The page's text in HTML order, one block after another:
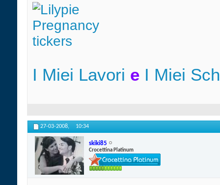
I Miei Lavori e I Miei
27-03-2008, 10:34
skiki85
Crocettina Platinum